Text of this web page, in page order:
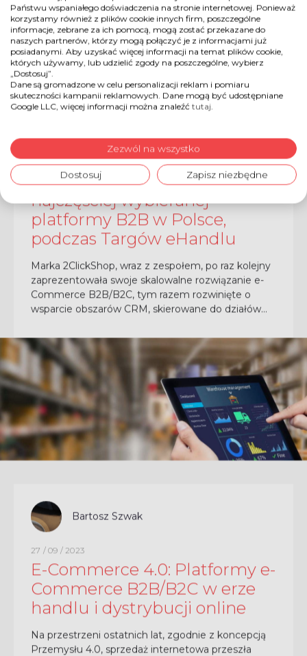
31 / 10 / 2023
Kolejne premiery 2ClickShop,
najczęściej wybieranej
platformy B2B w Polsce,
podczas Targów eHandlu
Marka 2ClickShop, wraz z zespołem, po raz kolejny
zaprezentowała swoje skalowalne rozwiązanie e-
Commerce B2B/B2C, tym razem rozwinięte o
wsparcie obszarów CRM, skierowane do działów
prezentacja...
CZYTAJ CAŁOŚĆ
Bartosz Szwak
27 / 09 / 2023
E-Commerce 4.0: Platformy e-
Commerce B2B/B2C w erze
handlu i dystrybucji online
Na przestrzeni ostatnich lat, zgodnie z koncepcją
Przemysłu 4.0, sprzedaż internetowa przeszła
Państwu wspaniałego doświadczenia na stronie internetowej. Ponieważ
korzystamy również z plików cookie innych firm, poszczególne
informacje, zebrane za ich pomocą, mogą zostać przekazane do
naszych partnerów, którzy mogą połączyć je z informacjami już
posiadanymi. Aby uzyskać więcej informacji na temat plików cookie,
których używamy, lub udzielić zgody na poszczególne, wybierz
„Dostosuj”.
Dane są gromadzone w celu personalizacji reklam i pomiaru
skuteczności kampanii reklamowych. Dane mogą być udostępniane
Google LLC, więcej informacji można znaleźć tutaj.
Zezwól na wszystko
Dostosuj Zapisz niezbędne